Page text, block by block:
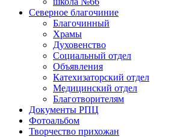
Северное благочиние
Благочинный
Храмы
Духовенство
Социальный отдел
Объявления
Катехизаторский отдел
Медицинский отдел
Благотворителям
Документы РПЦ
Фотоальбом
Творчество прихожан